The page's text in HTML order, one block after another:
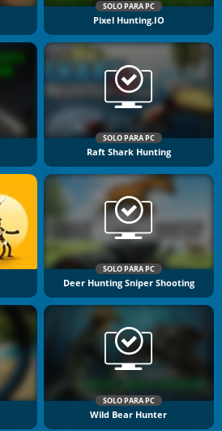
SOLO PARA PC
Pixel Hunting.IO
SOLO PARA PC
Raft Shark Hunting
SOLO PARA PC
Deer Hunting Sniper Shooting
SOLO PARA PC
Wild Bear Hunter